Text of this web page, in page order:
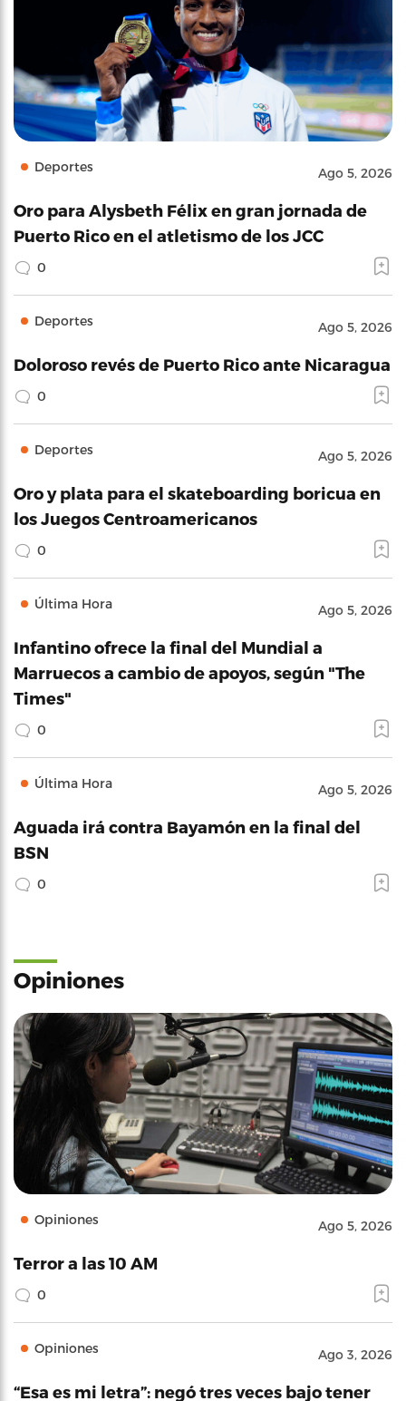
Deportes Ago 5, 2026
Oro para Alysbeth Félix en gran jornada de
Puerto Rico en el atletismo de los JCC
0
Deportes Ago 5, 2026
Doloroso revés de Puerto Rico ante Nicaragua
0
Deportes Ago 5, 2026
Oro y plata para el skateboarding boricua en
los Juegos Centroamericanos
0
Última Hora Ago 5, 2026
Infantino ofrece la final del Mundial a
Marruecos a cambio de apoyos, según "The
Times"
0
Última Hora Ago 5, 2026
Aguada irá contra Bayamón en la final del
BSN
0
Opiniones
Opiniones Ago 5, 2026
Terror a las 10 AM
0
Opiniones Ago 3, 2026
“Esa es mi letra”: negó tres veces bajo tener